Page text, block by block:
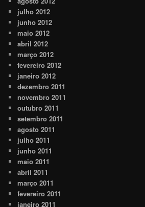
julho 2012
junho 2012
maio 2012
abril 2012
março 2012
fevereiro 2012
janeiro 2012
dezembro 2011
novembro 2011
outubro 2011
setembro 2011
agosto 2011
julho 2011
junho 2011
maio 2011
abril 2011
março 2011
fevereiro 2011
janeiro 2011